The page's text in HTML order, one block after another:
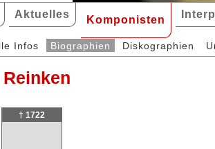
Aktuelles Komponisten
Infos Biographien Diskographien
† 1722